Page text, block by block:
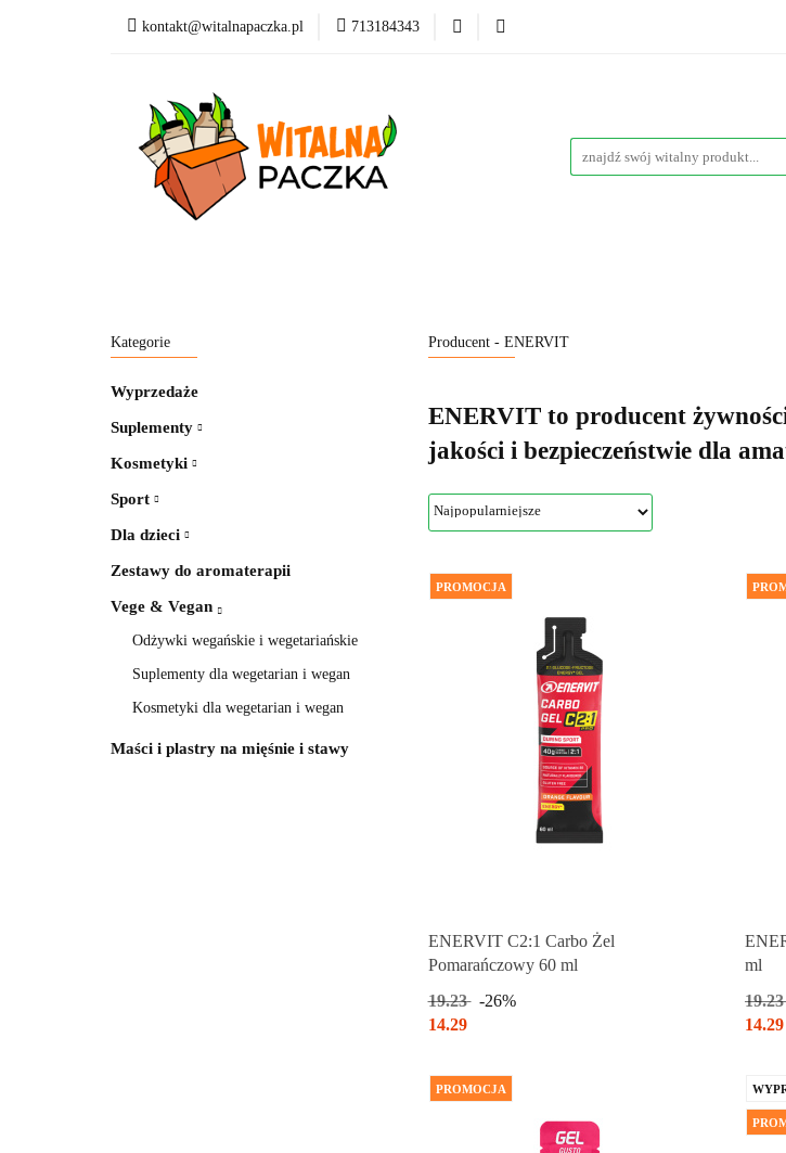
kontakt@witalnapaczka.pl 713184343
Kategorie Suplementy
Nowości
Kategorie
Wyprzedaże
Suplementy
Kosmetyki
Sport
Dla dzieci
Zestawy do aromaterapii
Vege & Vegan
Odżywki wegańskie i wegetariańskie
Suplementy dla wegetarian i wegan
Kosmetyki dla wegetarian i wegan
Maści i plastry na mięśnie i stawy
Producent - ENERVIT
ENERVIT to producent
jakości i bezpieczeństwie dla
PROMOCJA
ENERVIT C2:1 Carbo Żel
Pomarańczowy 60 ml
19.23
-26%
14.29
ml
19.23
14.29
PROMOCJA